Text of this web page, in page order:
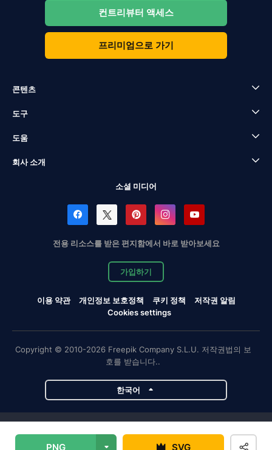
PNG SVG
컨트리뷰터 액세스
프리미엄으로 가기
콘텐츠
도구
도움
회사 소개
소셜 미디어
전용 리소스를 받은 편지함에서 바로 받아보세요
가입하기
이용 약관 개인정보 보호정책 쿠키 정책
저작권 알림
Cookies settings
Copyright © 2010-2026 Freepik Company S.L.U. 저작권법의 보
호를 받습니다..
한국어